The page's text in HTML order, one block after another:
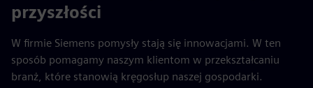
przyszłości
W firmie Siemens pomysły stają się innowacjami. W ten
sposób pomagamy naszym klientom w przekształcaniu
branż, które stanowią kręgosłup naszej gospodarki.